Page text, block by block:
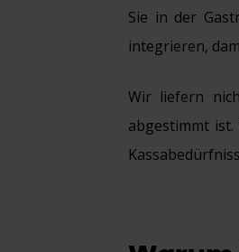
Sie in der
integrieren,
Wir liefern
abgestimmt